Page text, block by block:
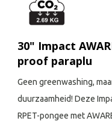
30" Impact
proof paraplu
Geen greenwashing,
duurzaamheid! Deze
RPET-pongee met